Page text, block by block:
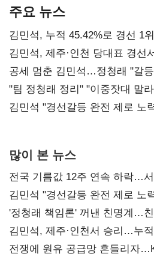
주요 뉴스
김민석, 누적 45.42%로 경선 1
0.86%p(2보)
김민석, 제주·인천 당대표 경선
공세 멈춘 김민석…정청래 "갈
"팀 정청래 정리" "이중잣대 말
다툼 격화
김민석 "경선갈등 완전 제로 노
많이 본 뉴스
전국 기름값 12주 연속 하락…
김민석 "경선갈등 완전 제로 노
사과부터"
'정청래 책임론' 꺼낸 친명계…
때리기
김민석, 제주·인천서 승리…누
탈환'(종합)
전쟁에 원유 공급망 흔들리자